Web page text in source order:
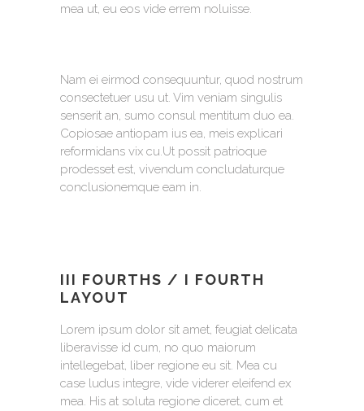
mea ut, eu eos vide errem noluisse.
Nam ei eirmod consequuntur, quod nostrum
consectetuer usu ut. Vim veniam singulis
senserit an, sumo consul mentitum duo ea.
Copiosae antiopam ius ea, meis explicari
reformidans vix cu.Ut possit patrioque
prodesset est, vivendum concludaturque
conclusionemque eam in.
III FOURTHS / I FOURTH
LAYOUT
Lorem ipsum dolor sit amet, feugiat delicata
liberavisse id cum, no quo maiorum
intellegebat, liber regione eu sit. Mea cu
case ludus integre, vide viderer eleifend ex
mea. His at soluta regione diceret, cum et